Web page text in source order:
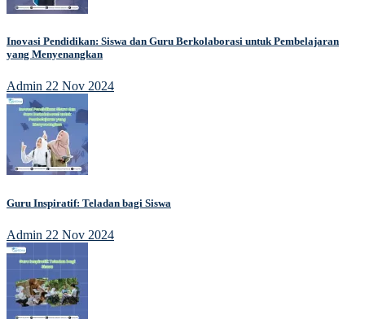
Inovasi Pendidikan: Siswa dan Guru Berkolaborasi untuk Pembelajaran
yang Menyenangkan
Admin 22 Nov 2024
Guru Inspiratif: Teladan bagi Siswa
Admin 22 Nov 2024